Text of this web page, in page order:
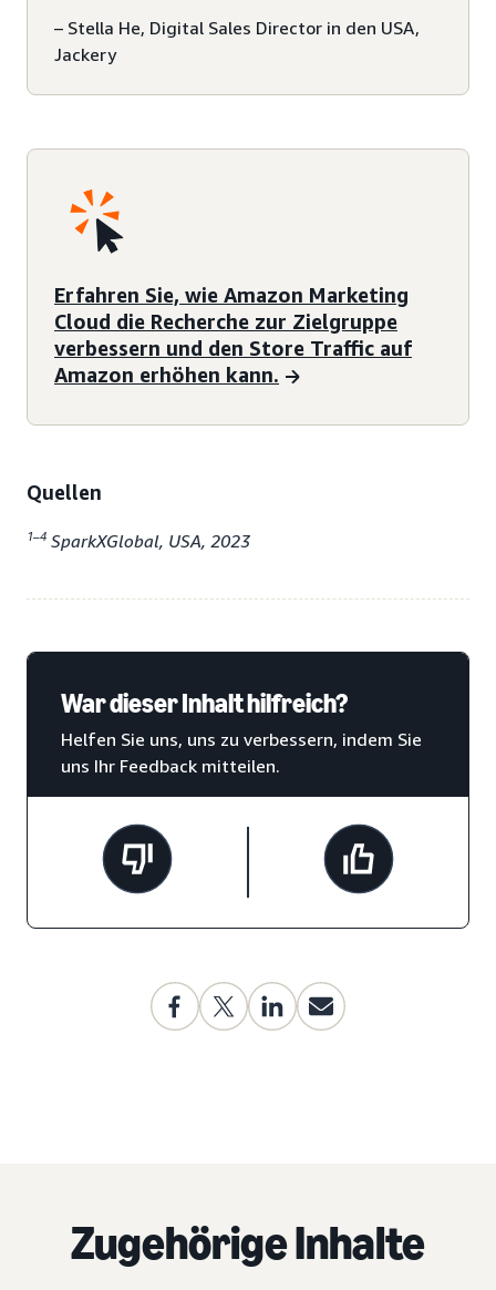
– Stella He, Digital Sales Director in den USA,
Jackery
Erfahren Sie, wie Amazon Marketing
Cloud die Recherche zur Zielgruppe
verbessern und den Store Traffic auf
Amazon erhöhen kann.
Quellen
1–4 SparkXGlobal, USA, 2023
War dieser Inhalt hilfreich?
Helfen Sie uns, uns zu verbessern, indem Sie
uns Ihr Feedback mitteilen.
Zugehörige Inhalte